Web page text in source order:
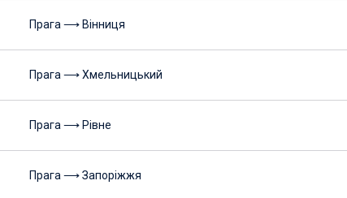
Прага ⟶ Вінниця
Прага ⟶ Хмельницький
Прага ⟶ Рівне
Прага ⟶ Запоріжжя